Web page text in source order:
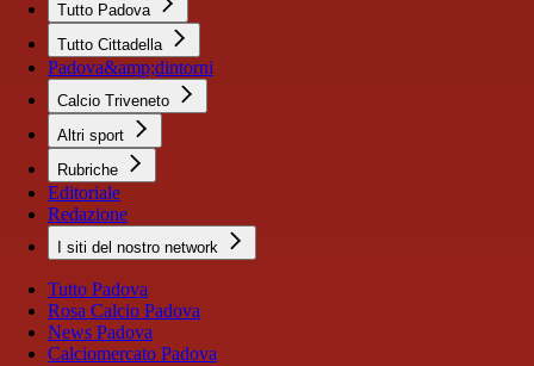
Tutto Padova
Tutto Cittadella
Padova&amp;dintorni
Calcio Triveneto
Altri sport
Rubriche
Editoriale
Redazione
I siti del nostro network
Tutto Padova
Rosa Calcio Padova
News Padova
Calciomercato Padova